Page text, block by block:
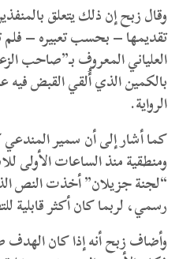
وقال زبح إن ذلك يتعلق
تقديمها – بحسب تعبيره –
العلياني المعروف بـ”صاحب
بالكمين الذي أُلقي القبض
الرواية.
كما أشار إلى أن سمير
ومنطقية منذ الساعات الأولى
“لجنة جزيلان” أخذت النص
رسمي، لربما كان أكثر قابلية
وأضاف زبح أنه إذا كان الهدف